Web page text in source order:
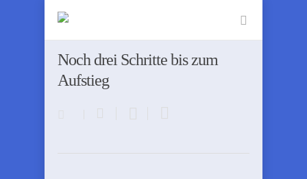
Noch drei Schritte bis zum
Aufstieg